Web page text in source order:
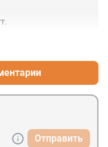
Отправить